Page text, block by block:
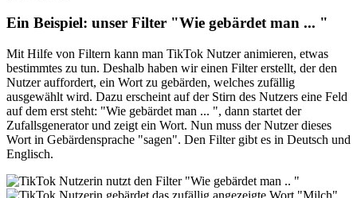
Ein Beispiel: unser Filter "Wie gebärdet man ... "
Mit Hilfe von Filtern kann man TikTok Nutzer animieren, etwas
bestimmtes zu tun. Deshalb haben wir einen Filter erstellt, der den
Nutzer auffordert, ein Wort zu gebärden, welches zufällig
ausgewählt wird. Dazu erscheint auf der Stirn des Nutzers eine Feld
auf dem erst steht: "Wie gebärdet man ... ", dann startet der
Zufallsgenerator und zeigt ein Wort. Nun muss der Nutzer dieses
Wort in Gebärdensprache "sagen". Den Filter gibt es in Deutsch und
Englisch.